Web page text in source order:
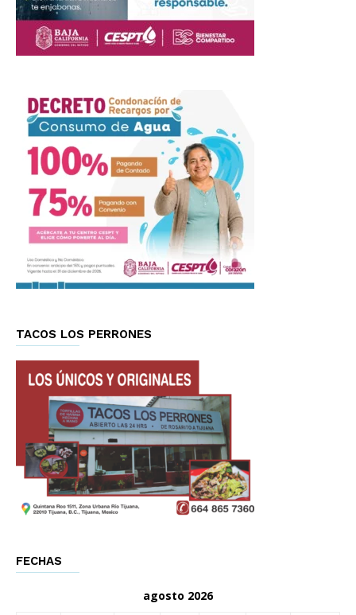
TACOS LOS PERRONES
FECHAS
agosto 2026